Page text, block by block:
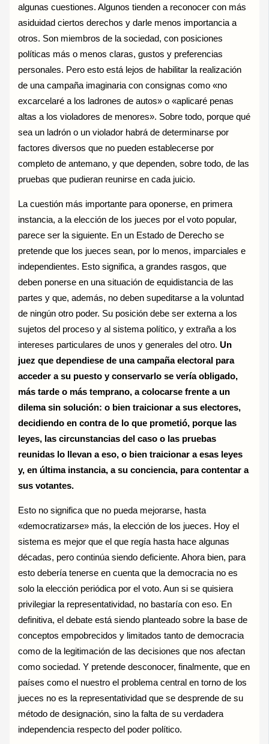
algunas cuestiones. Algunos tienden a reconocer con más
asiduidad ciertos derechos y darle menos importancia a
otros. Son miembros de la sociedad, con posiciones
políticas más o menos claras, gustos y preferencias
personales. Pero esto está lejos de habilitar la realización
de una campaña imaginaria con consignas como «no
excarcelaré a los ladrones de autos» o «aplicaré penas
altas a los violadores de menores». Sobre todo, porque qué
sea un ladrón o un violador habrá de determinarse por
factores diversos que no pueden establecerse por
completo de antemano, y que dependen, sobre todo, de las
pruebas que pudieran reunirse en cada juicio.
La cuestión más importante para oponerse, en primera
instancia, a la elección de los jueces por el voto popular,
parece ser la siguiente. En un Estado de Derecho se
pretende que los jueces sean, por lo menos, imparciales e
independientes. Esto significa, a grandes rasgos, que
deben ponerse en una situación de equidistancia de las
partes y que, además, no deben supeditarse a la voluntad
de ningún otro poder. Su posición debe ser externa a los
sujetos del proceso y al sistema político, y extraña a los
intereses particulares de unos y generales del otro.Un
juez que dependiese de una campaña electoral para
acceder a su puesto y conservarlo se vería obligado,
más tarde o más temprano, a colocarse frente a un
dilema sin solución: o bien traicionar a sus electores,
decidiendo en contra de lo que prometió, porque las
leyes, las circunstancias del caso o las pruebas
reunidas lo llevan a eso, o bien traicionar a esas leyes
y, en última instancia, a su conciencia, para contentar a
sus votantes.
Esto no significa que no pueda mejorarse, hasta
«democratizarse» más, la elección de los jueces. Hoy el
sistema es mejor que el que regía hasta hace algunas
décadas, pero continúa siendo deficiente. Ahora bien, para
esto debería tenerse en cuenta que la democracia no es
solo la elección periódica por el voto. Aun si se quisiera
privilegiar la representatividad, no bastaría con eso. En
definitiva, el debate está siendo planteado sobre la base de
conceptos empobrecidos y limitados tanto de democracia
como de la legitimación de las decisiones que nos afectan
como sociedad. Y pretende desconocer, finalmente, que en
países como el nuestro el problema central en torno de los
jueces no es la representatividad que se desprende de su
método de designación, sino la falta de su verdadera
independencia respecto del poder político.